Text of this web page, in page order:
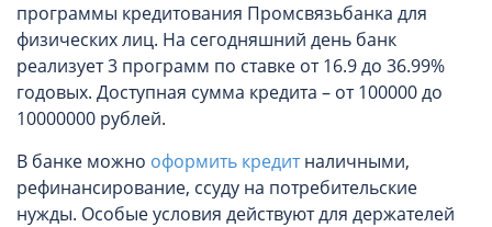
программы кредитования Промсвязьбанка для
физических лиц. На сегодняшний день банк
реализует 3 программ по ставке от 16.9 до 36.99%
годовых. Доступная сумма кредита – от 100000 до
10000000 рублей.
В банке можно оформить кредитналичными,
рефинансирование, ссуду на потребительские
нужды. Особые условия действуют для держателей